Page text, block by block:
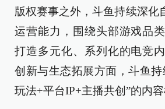
版权赛事之外，斗鱼持续深化
运营能力，围绕头部游戏品
打造多元化、系列化的电竞
创新与生态拓展方面，斗鱼持
玩法+平台IP+主播共创”的内容